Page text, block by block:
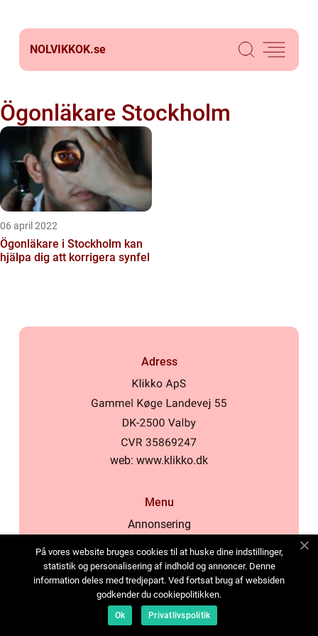
NOLVIKKOK.se
Ögonläkare Stockholm
06 april 2022
Ögonläkare i Stockholm kan
hjälpa dig att korrigera synfel
Adress
web: www.klikko.dk
Menu
Annonsering
Cookies
Kontakta oss
Sitemap
På vores website bruges cookies til at huske dine indstillinger,
statistik og personalisering af indhold og annoncer. Denne
information deles med tredjepart. Ved fortsat brug af websiden
godkender du cookiepolitikken.
Ok Privatlivspolitik